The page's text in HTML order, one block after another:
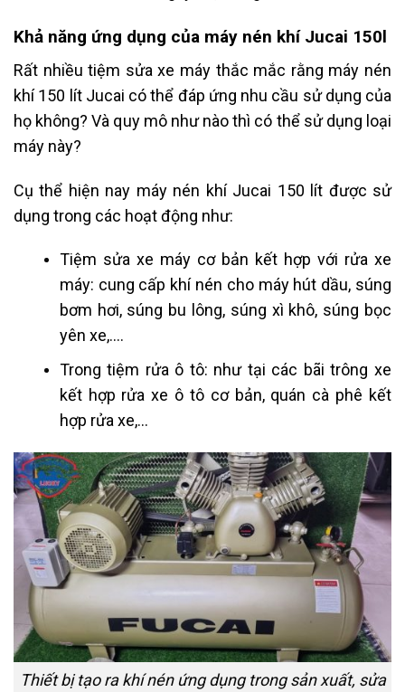
Khả năng ứng dụng của máy nén khí Jucai 150l
Rất nhiều tiệm sửa xe máy thắc mắc rằng máy nén
khí 150 lít Jucai có thể đáp ứng nhu cầu sử dụng của
họ không? Và quy mô như nào thì có thể sử dụng loại
máy này?
Cụ thể hiện nay máy nén khí Jucai 150 lít được sử
dụng trong các hoạt động như:
Tiệm sửa xe máy cơ bản kết hợp với rửa xe
máy: cung cấp khí nén cho máy hút dầu, súng
bơm hơi, súng bu lông, súng xì khô, súng bọc
yên xe,….
Trong tiệm rửa ô tô: như tại các bãi trông xe
kết hợp rửa xe ô tô cơ bản, quán cà phê kết
hợp rửa xe,…
Thiết bị tạo ra khí nén ứng dụng trong sản xuất, sửa